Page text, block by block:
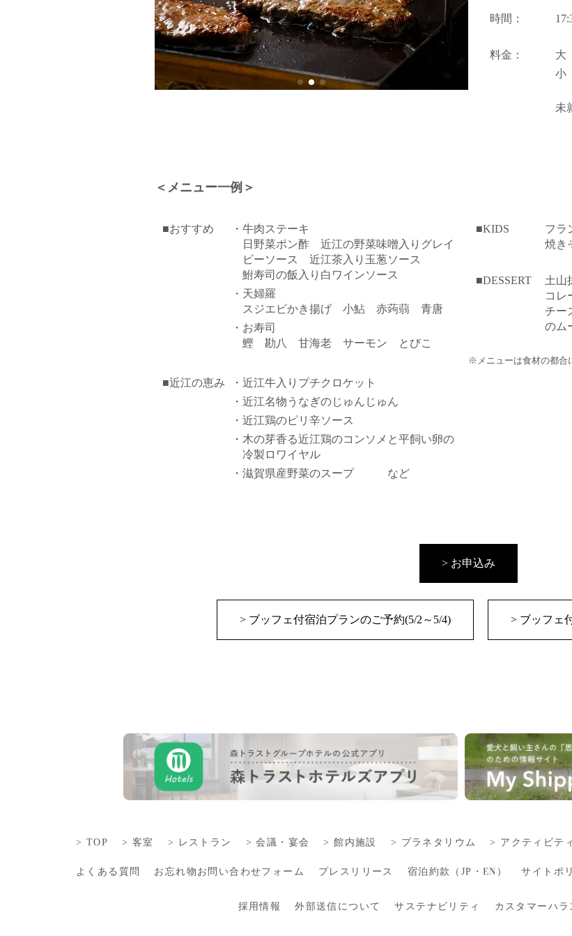
時間：
料金：
小
未
＜メニュー一例＞
■おすすめ
・牛肉ステーキ
日野菜ポン酢 近江の野菜味噌入りグレイ
ビーソース 近江茶入り玉葱ソース
鮒寿司の飯入り白ワインソース
・天婦羅
スジエビかき揚げ 小鮎 赤蒟蒻 青唐
・お寿司
鰹 勘八 甘海老 サーモン とびこ
■近江の恵み
・近江牛入りプチクロケット
・近江名物うなぎのじゅんじゅん
・近江鶏のピリ辛ソース
・木の芽香る近江鶏のコンソメと平飼い卵の
冷製ロワイヤル
・滋賀県産野菜のスープ など
■KIDS
フラ
焼き
■DESSERT
土山
コレ
チー
のム
※メニューは食材の都合
> お申込み
> ブッフェ付宿泊プランのご予約(5/2～5/4) > ブッフェ
TOP 客室 レストラン 会議・宴会 館内施設 プラネタリウム アクティビティ
よくある質問 お忘れ物お問い合わせフォーム プレスリリース 宿泊約款（ JP ・EN ） サイトポ
採用情報 外部送信について サステナビリティ カスタマーハ